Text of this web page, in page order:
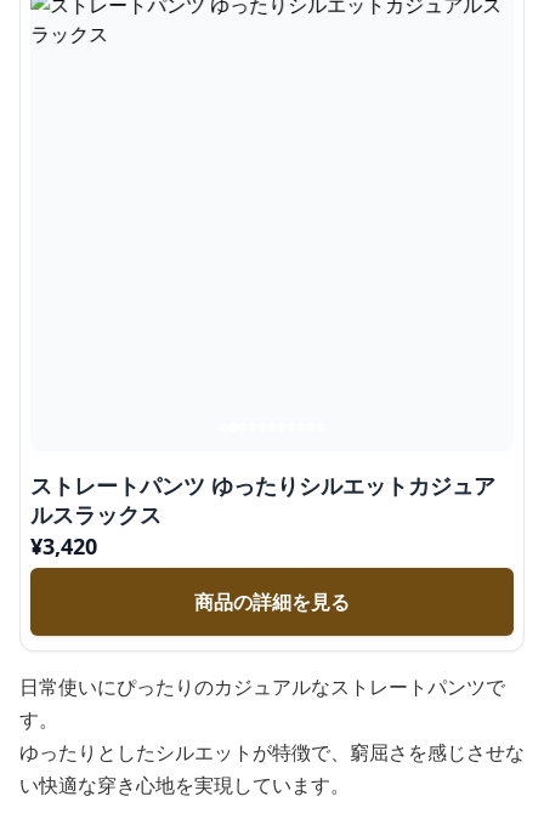
ストレートパンツ ゆったりシルエットカジュア
ルスラックス
¥3,420
商品の詳細を見る
日常使いにぴったりのカジュアルなストレートパンツで
す。
ゆったりとしたシルエットが特徴で、窮屈さを感じさせな
い快適な穿き心地を実現しています。